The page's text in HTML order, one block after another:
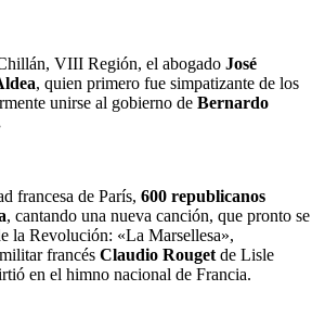
VIII Región, el abogado José
, quien primero fue simpatizante de los
unirse al gobierno de Bernardo
francesa de París, 600 republicanos
, cantando una nueva canción, que pronto se
la Revolución: «La Marsellesa»,
francés Claudio Rouget de Lisle
en el himno nacional de Francia.